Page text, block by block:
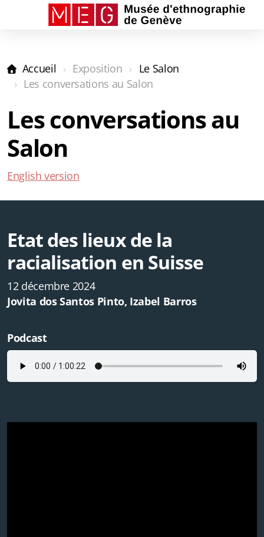
Accueil Exposition
Le Salon
Les conversations au Salon
Les conversations au
Salon
English version
Etat des lieux de la
racialisation en Suisse
12 décembre 2024
Jovita dos Santos Pinto, Izabel Barros
Podcast
La Collection
Les Capsules
Audioguides